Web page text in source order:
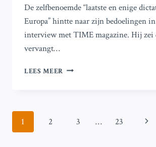
De zelfbenoemde “laatste en enige
Europa” hintte naar zijn bedoelingen
interview met TIME magazine. Hij zei
vervangt…
LEES MEER LANGDURIGE
LUKASHENKO,
Paginanavigatie
1 2 3 … 23